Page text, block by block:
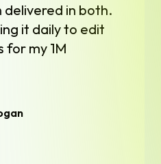
delivered in both.
it daily to edit
for my 1M